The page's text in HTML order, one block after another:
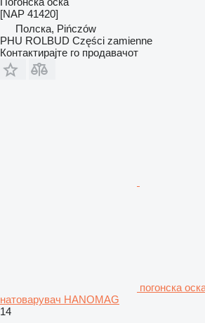
[NAP 41420]
Полска, Pińczów
PHU ROLBUD Części zamienne
Контактирајте го продавачот
погонска
натоварувач HANOMAG
14